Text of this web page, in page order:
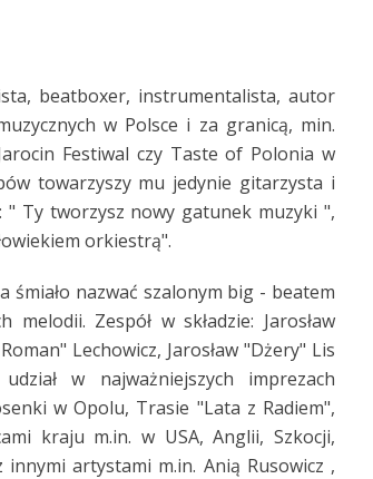
beatboxer, instrumentalista, autor
w Polsce i za granicą, min.
Festiwal czy Taste of Polonia w
towarzyszy mu jedynie gitarzysta i
" Ty tworzysz nowy gatunek muzyki ",
orkiestrą".
nazwać szalonym big - beatem
Zespół w składzie: Jarosław
Lechowicz, Jarosław "Dżery" Lis
w najważniejszych imprezach
w Opolu, Trasie "Lata z Radiem",
kraju m.in. w USA, Anglii, Szkocji,
artystami m.in. Anią Rusowicz ,